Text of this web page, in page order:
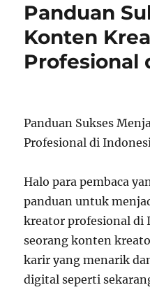
Panduan
Konten
Profesional
Panduan Sukses
Profesional di
Halo para pembaca
panduan untuk
kreator profesional di
seorang konten
karir yang menarik
digital seperti